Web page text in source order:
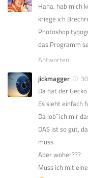
Haha, hab mich
kriege ich
Photoshop
das Programm
Antworten
jickmagger
Da hat der
Es sieht einfach
Da lob´ ich mir
DAS ist so gut,
muss.
Aber woher???
Muss ich mit